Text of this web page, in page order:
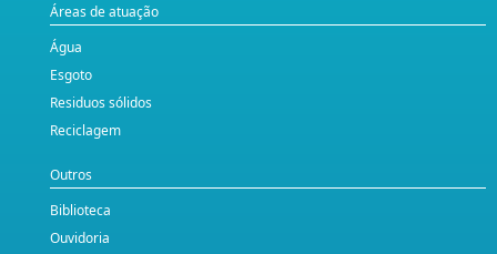
Áreas de atuação
Água
Esgoto
Residuos sólidos
Reciclagem
Outros
Biblioteca
Ouvidoria